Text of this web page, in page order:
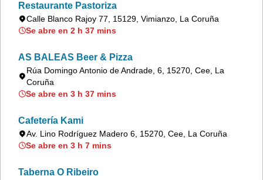
Restaurante Pastoriza
Calle Blanco Rajoy 77, 15129, Vimianzo, La Coruña
Se abre en 2 h 37 mins
AS BALEAS Beer & Pizza
Rúa Domingo Antonio de Andrade, 6, 15270, Cee, La
Coruña
Se abre en 3 h 37 mins
Cafetería Kami
Av. Lino Rodríguez Madero 6, 15270, Cee, La Coruña
Se abre en 3 h 7 mins
Taberna O Ribeiro